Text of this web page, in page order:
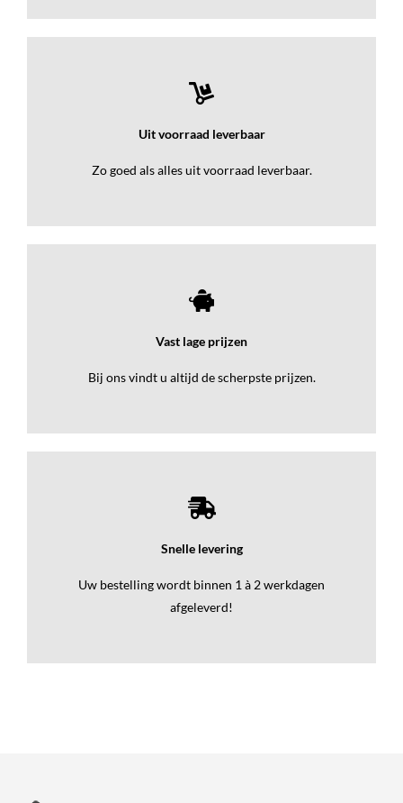
Uit voorraad leverbaar
Zo goed als alles uit voorraad leverbaar.
Vast lage prijzen
Bij ons vindt u altijd de scherpste prijzen.
Snelle levering
Uw bestelling wordt binnen 1 à 2 werkdagen
afgeleverd!